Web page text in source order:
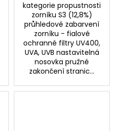
kategorie propustnosti
zorníku S3 (12,8%)
průhledové zabarvení
zorníku - fialové
ochranné filtry UV400,
UVA, UVB nastavitelná
nosovka pružné
zakončení stranic...